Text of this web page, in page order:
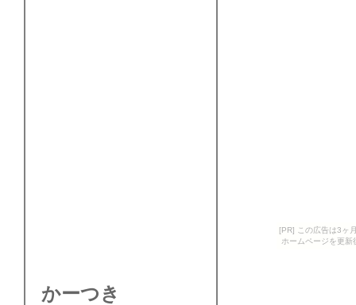
[PR] この広告は3ヶ
ホームページを更
かーつき